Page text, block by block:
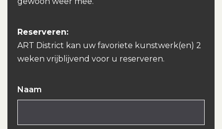
Reserveren:
ART District kan uw favoriete kunstwerk(en) 2
weken vrijblijvend voor u reserveren.
Naam